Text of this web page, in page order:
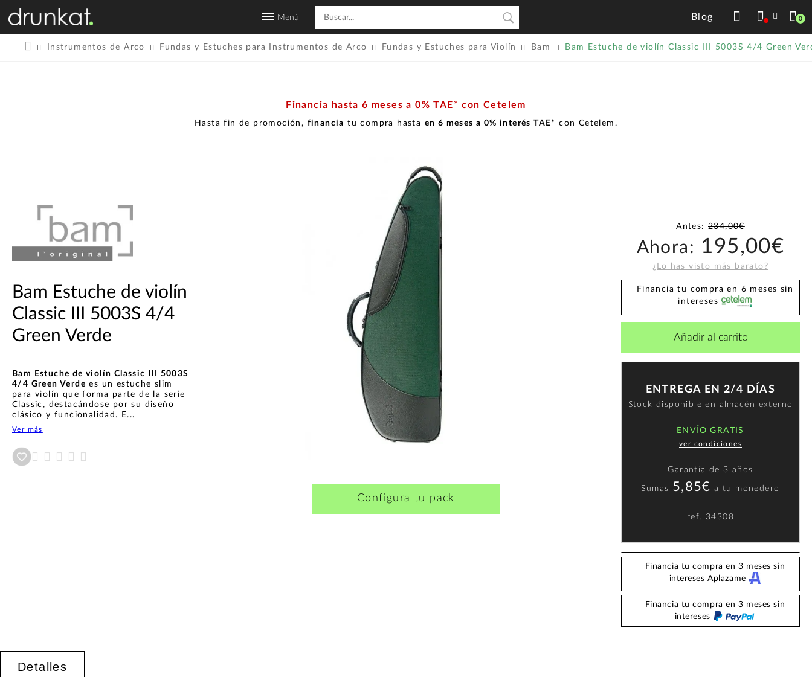
Menú Blog 0
Instrumentos de Arco Fundas y Estuches para Instrumentos de Arco Fundas y Estuches para Violín Bam Bam Estuche de violín Classic III 5003S 4/4 Green
Financia hasta 6 meses a 0% TAE* con Cetelem
Hasta fin de promoción, financia tu compra hasta en 6 meses a 0% interés TAE* con Cetelem.
Bam Estuche de violín
Classic III 5003S 4/4
Green Verde
Bam Estuche de violín Classic III 5003S
4/4 Green Verde es un estuche slim
para violín que forma parte de la serie
Classic, destacándose por su diseño
clásico y funcionalidad. E...
Ver más
Configura tu pack
Antes: 234,00€
Ahora: 195,00€
¿Lo has visto más barato?
Financia tu compra en 6 meses sin
intereses
Añadir al carrito
ENTREGA EN 2/4 DÍAS
Stock disponible en almacén externo
ENVÍO GRATIS
ver condiciones
Garantía de 3 años
Sumas 5,85€ atu monedero
ref. 34308
Financia tu compra en 3 meses sin
interesesAplazame
Financia tu compra en 3 meses sin
intereses
Detalles